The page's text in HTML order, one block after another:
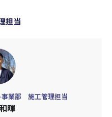
担当
事業部 施工管理担当
暉